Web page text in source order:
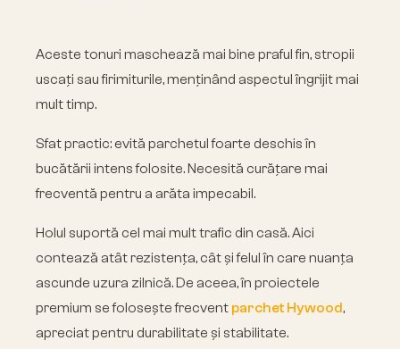
Aceste tonuri maschează mai bine praful fin, stropii
uscați sau firimiturile, menținând aspectul îngrijit mai
mult timp.
Sfat practic: evită parchetul foarte deschis în
bucătării intens folosite. Necesită curățare mai
frecventă pentru a arăta impecabil.
Holul suportă cel mai mult trafic din casă. Aici
contează atât rezistența, cât și felul în care nuanța
ascunde uzura zilnică. De aceea, în proiectele
premium se folosește frecvent parchet Hywood,
apreciat pentru durabilitate și stabilitate.